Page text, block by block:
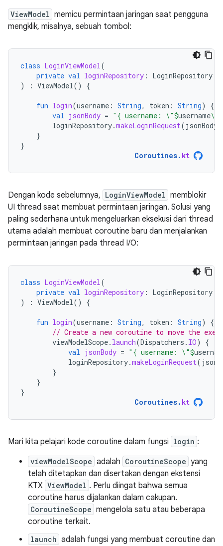
ViewModel memicu permintaan jaringan saat pengguna
mengklik, misalnya, sebuah tombol:
class LoginViewModel(
private val loginRepository :
LoginRepository
)
: ViewModel() {
fun login(username : String, token : String)
{
val jsonBody = "{ username: \"$username\",
loginRepository.makeLoginRequest( jsonBody
}
}
Coroutines. kt
Dengan kode sebelumnya, LoginViewModel memblokir
UI thread saat membuat permintaan jaringan. Solusi yang
paling sederhana untuk mengeluarkan eksekusi dari thread
utama adalah membuat coroutine baru dan menjalankan
permintaan jaringan pada thread I/O:
class LoginViewModel(
private val loginRepository :
LoginRepository
)
: ViewModel() {
fun login(username : String, token : String)
{
// Create a new coroutine to move the
viewModelScope. launch(Dispatchers . IO)
{
val jsonBody = "{ username: \"$
loginRepository.makeLoginRequest(
}
}
}
Coroutines. kt
Mari kita pelajari kode coroutine dalam fungsi login :
viewModelScope adalah CoroutineScope yang
telah ditetapkan dan disertakan dengan ekstensi
KTX ViewModel . Perlu diingat bahwa semua
coroutine harus dijalankan dalam cakupan.
CoroutineScope mengelola satu atau beberapa
coroutine terkait.
launch adalah fungsi yang membuat coroutine dan